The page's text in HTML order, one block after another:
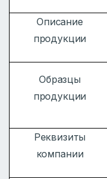
Описание
продукции
Образцы
продукции
Реквизиты
компании